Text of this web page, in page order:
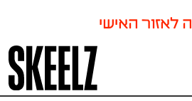
לאזור האישי